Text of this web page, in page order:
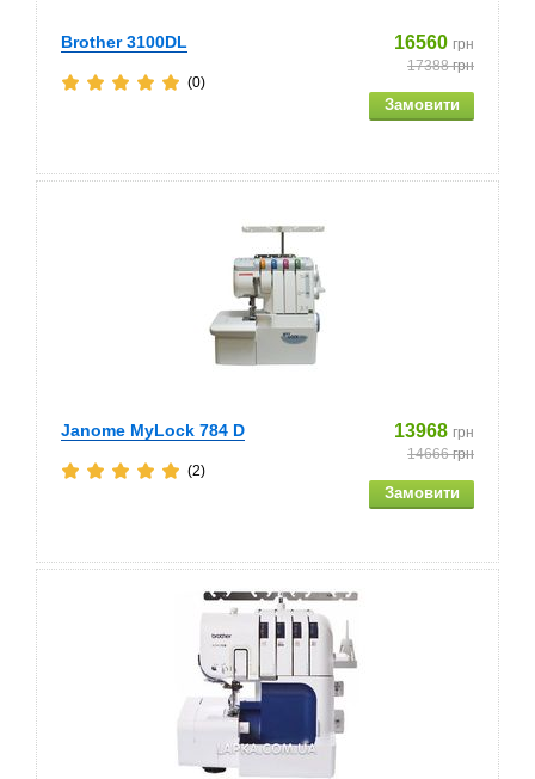
Brother 3100DL 16560 грн
17388грн
(0)
Janome MyLock 784 D 13968 грн
14666грн
(2)